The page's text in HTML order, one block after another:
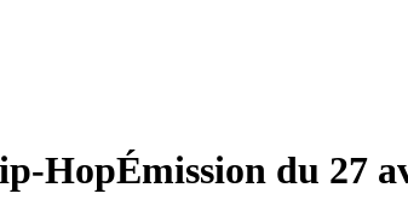
HopÉmission du 27